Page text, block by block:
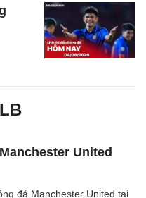
United
đá Manchester United tại